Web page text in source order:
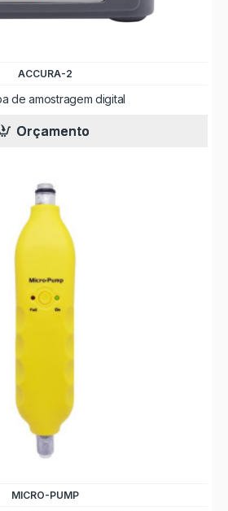
ACCURA-2
de amostragem digital
Orçamento
MICRO-PUMP